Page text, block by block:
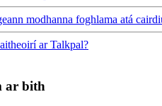
modhanna foghlama atá
ar Talkpal?
ar bith